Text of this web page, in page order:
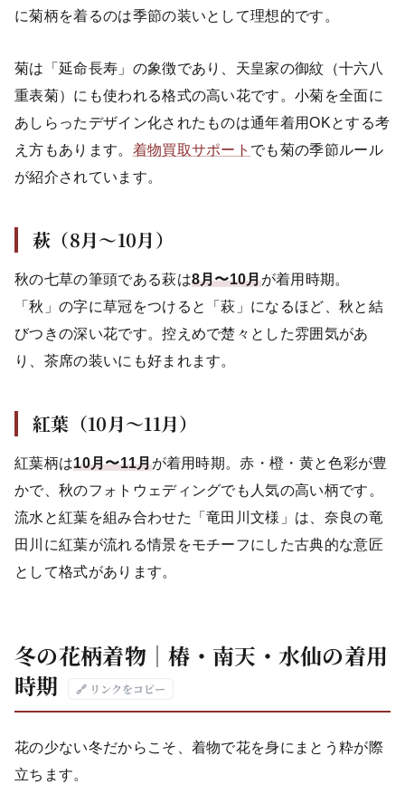
に菊柄を着るのは季節の装いとして理想的です。
菊は「延命長寿」の象徴であり、天皇家の御紋（十六八
重表菊）にも使われる格式の高い花です。小菊を全面に
あしらったデザイン化されたものは通年着用OKとする考
え方もあります。 着物買取サポート でも菊の季節ルール
が紹介されています。
萩（8月〜10月）
秋の七草の筆頭である萩は8月〜10月が着用時期。
「秋」の字に草冠をつけると「萩」になるほど、秋と結
びつきの深い花です。控えめで楚々とした雰囲気があ
り、茶席の装いにも好まれます。
紅葉（10月〜11月）
紅葉柄は10月〜11月が着用時期。赤・橙・黄と色彩が豊
かで、秋のフォトウェディングでも人気の高い柄です。
流水と紅葉を組み合わせた「竜田川文様」は、奈良の竜
田川に紅葉が流れる情景をモチーフにした古典的な意匠
として格式があります。
冬の花柄着物｜椿・南天・水仙の着用
時期
🔗 リンクをコピー
花の少ない冬だからこそ、着物で花を身にまとう粋が際
立ちます。